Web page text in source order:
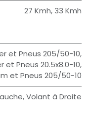
27 Kmh,33 Kmh
et Pneus 205/50-10,
et Pneus 20.5x8.0-10,
et Pneus 205/50-10
,Volant à Droite